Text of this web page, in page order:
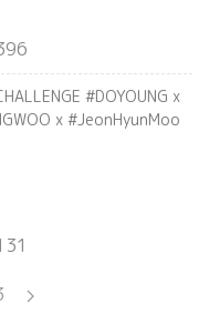
#DOYOUNG x
x #JeonHyunMoo